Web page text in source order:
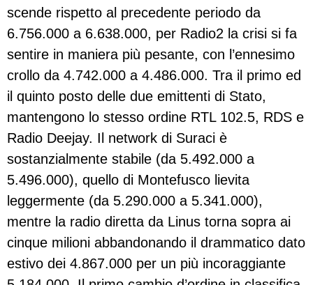
scende rispetto al precedente periodo da
6.756.000 a 6.638.000, per Radio2 la crisi si fa
sentire in maniera più pesante, con l’ennesimo
crollo da 4.742.000 a 4.486.000. Tra il primo ed
il quinto posto delle due emittenti di Stato,
mantengono lo stesso ordine RTL 102.5, RDS e
Radio Deejay. Il network di Suraci è
sostanzialmente stabile (da 5.492.000 a
5.496.000), quello di Montefusco lievita
leggermente (da 5.290.000 a 5.341.000),
mentre la radio diretta da Linus torna sopra ai
cinque milioni abbandonando il drammatico dato
estivo dei 4.867.000 per un più incoraggiante